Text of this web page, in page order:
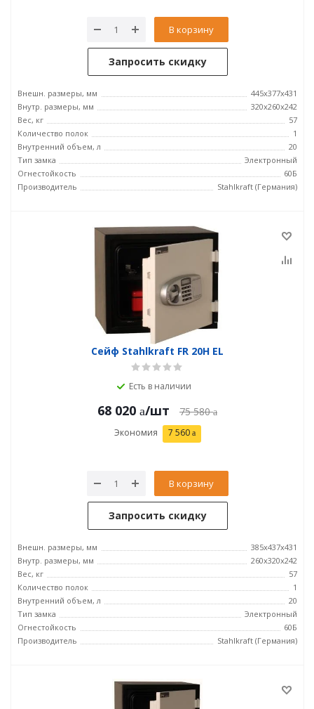
В корзину
Запросить скидку
Внешн. размеры, мм
445x377x431
Внутр. размеры, мм
320x260x242
Вес, кг
57
Количество полок
1
Внутренний объем, л
20
Тип замка
Электронный
Огнестойкость
60Б
Производитель
Stahlkraft (Германия)
Сейф Stahlkraft FR 20H EL
Есть в наличии
68 020 /шт 75 580
Экономия 7 560
В корзину
Запросить скидку
Внешн. размеры, мм
385х437х431
Внутр. размеры, мм
260х320х242
Вес, кг
57
Количество полок
1
Внутренний объем, л
20
Тип замка
Электронный
Огнестойкость
60Б
Производитель
Stahlkraft (Германия)